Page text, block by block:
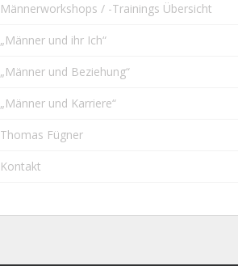
Männerworkshops / -Trainings Übersicht
„Männer und ihr Ich“
„Männer und Beziehung“
„Männer und Karriere“
Thomas Fügner
Kontakt